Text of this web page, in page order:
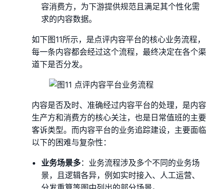
容消费方，为下游提供规范且满足其个性化需
求的内容数据。
如下图11所示，是点评内容平台的核心业务流程，
每一条内容都会经过这个流程，最终决定在各个渠
道下是否分发。
内容是否及时、准确经过内容平台的处理，是内容
生产方和消费方的核心关注，也是日常值班的主要
客诉类型。而内容平台的业务追踪建设，主要面临
以下的困难与复杂性：
业务场景多：业务流程涉及多个不同的业务场
景，且逻辑各异，例如实时接入、人工运营、